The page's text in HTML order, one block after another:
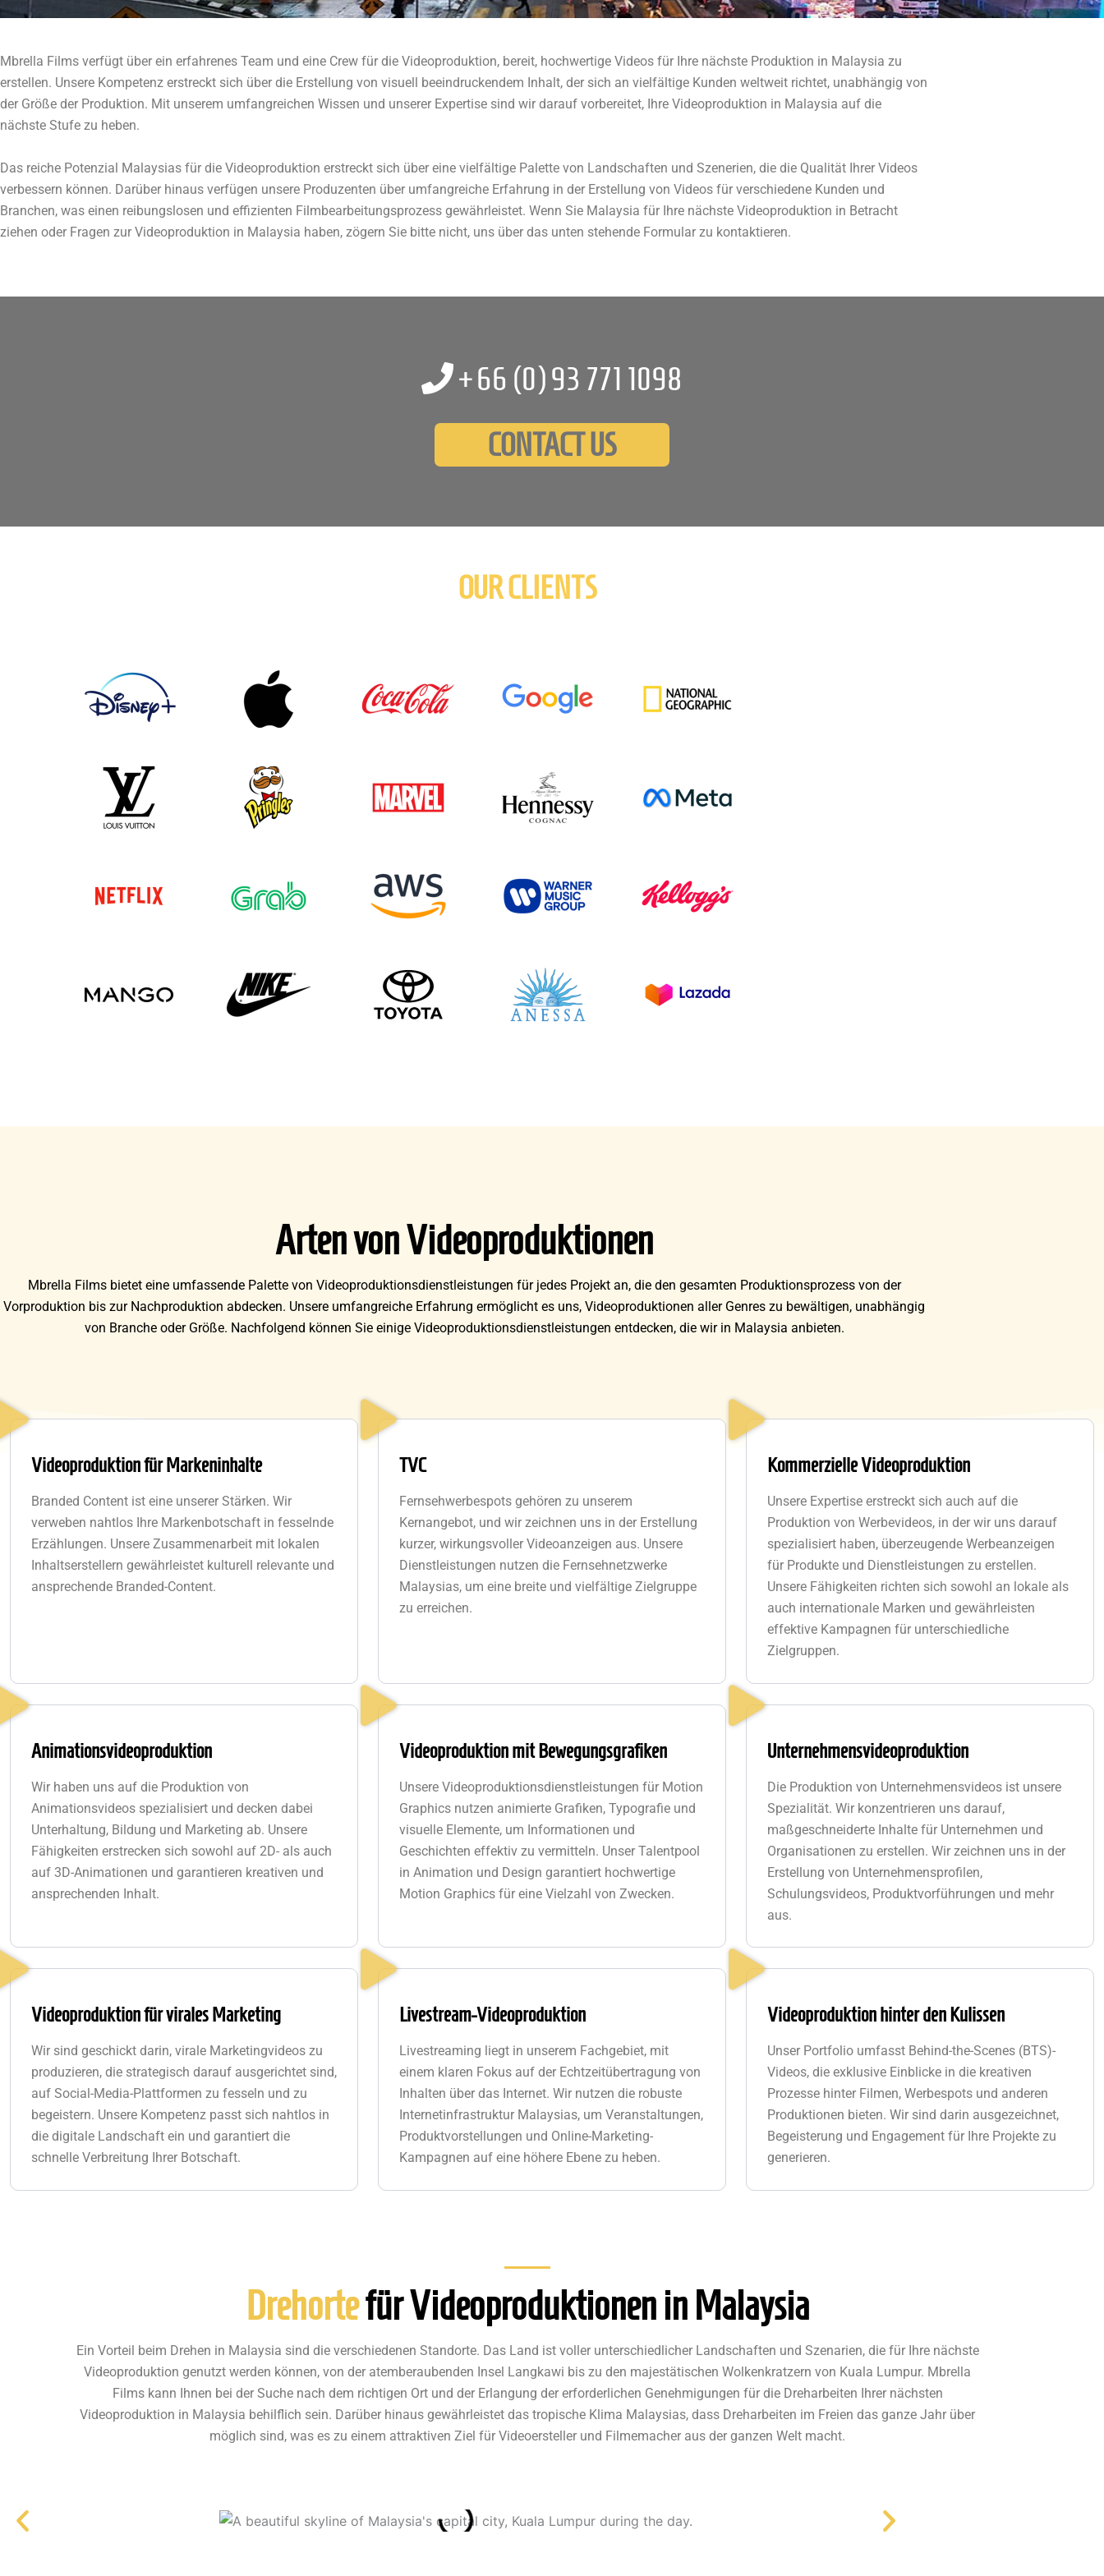
Mbrella Films verfügt über ein erfahrenes Team und eine Crew für die Videoproduktion, bereit, hochwertige Videos für Ihre nächste Produktion in Malaysia zu
erstellen. Unsere Kompetenz erstreckt sich über die Erstellung von visuell beeindruckendem Inhalt, der sich an vielfältige Kunden weltweit richtet, unabhängig von
der Größe der Produktion. Mit unserem umfangreichen Wissen und unserer Expertise sind wir darauf vorbereitet, Ihre Videoproduktion in Malaysia auf die
nächste Stufe zu heben.
Das reiche Potenzial Malaysias für die Videoproduktion erstreckt sich über eine vielfältige Palette von Landschaften und Szenerien, die die Qualität Ihrer Videos
verbessern können. Darüber hinaus verfügen unsere Produzenten über umfangreiche Erfahrung in der Erstellung von Videos für verschiedene Kunden und
Branchen, was einen reibungslosen und effizienten Filmbearbeitungsprozess gewährleistet. Wenn Sie Malaysia für Ihre nächste Videoproduktion in Betracht
ziehen oder Fragen zur Videoproduktion in Malaysia haben, zögern Sie bitte nicht, uns über das unten stehende Formular zu kontaktieren.
+66 (0)93 771 1098
CONTACT US
OUR CLIENTS
Arten von Videoproduktionen
Mbrella Films bietet eine umfassende Palette von Videoproduktionsdienstleistungen für jedes Projekt an, die den gesamten Produktionsprozess von der
Vorproduktion bis zur Nachproduktion abdecken. Unsere umfangreiche Erfahrung ermöglicht es uns, Videoproduktionen aller Genres zu bewältigen, unabhängig
von Branche oder Größe. Nachfolgend können Sie einige Videoproduktionsdienstleistungen entdecken, die wir in Malaysia anbieten.
Videoproduktion für Markeninhalte
Branded Content ist eine unserer Stärken. Wir
verweben nahtlos Ihre Markenbotschaft in fesselnde
Erzählungen. Unsere Zusammenarbeit mit lokalen
Inhaltserstellern gewährleistet kulturell relevante und
ansprechende Branded-Content.
TVC
Fernsehwerbespots gehören zu unserem
Kernangebot, und wir zeichnen uns in der Erstellung
kurzer, wirkungsvoller Videoanzeigen aus. Unsere
Dienstleistungen nutzen die Fernsehnetzwerke
Malaysias, um eine breite und vielfältige Zielgruppe
zu erreichen.
Kommerzielle Videoproduktion
Unsere Expertise erstreckt sich auch auf die
Produktion von Werbevideos, in der wir uns darauf
spezialisiert haben, überzeugende Werbeanzeigen
für Produkte und Dienstleistungen zu erstellen.
Unsere Fähigkeiten richten sich sowohl an lokale als
auch internationale Marken und gewährleisten
effektive Kampagnen für unterschiedliche
Zielgruppen.
Animationsvideoproduktion
Wir haben uns auf die Produktion von
Animationsvideos spezialisiert und decken dabei
Unterhaltung, Bildung und Marketing ab. Unsere
Fähigkeiten erstrecken sich sowohl auf 2D- als auch
auf 3D-Animationen und garantieren kreativen und
ansprechenden Inhalt.
Videoproduktion mit Bewegungsgrafiken
Unsere Videoproduktionsdienstleistungen für Motion
Graphics nutzen animierte Grafiken, Typografie und
visuelle Elemente, um Informationen und
Geschichten effektiv zu vermitteln. Unser Talentpool
in Animation und Design garantiert hochwertige
Motion Graphics für eine Vielzahl von Zwecken.
Unternehmensvideoproduktion
Die Produktion von Unternehmensvideos ist unsere
Spezialität. Wir konzentrieren uns darauf,
maßgeschneiderte Inhalte für Unternehmen und
Organisationen zu erstellen. Wir zeichnen uns in der
Erstellung von Unternehmensprofilen,
Schulungsvideos, Produktvorführungen und mehr
aus.
Videoproduktion für virales Marketing
Wir sind geschickt darin, virale Marketingvideos zu
produzieren, die strategisch darauf ausgerichtet sind,
auf Social-Media-Plattformen zu fesseln und zu
begeistern. Unsere Kompetenz passt sich nahtlos in
die digitale Landschaft ein und garantiert die
schnelle Verbreitung Ihrer Botschaft.
Livestream-Videoproduktion
Livestreaming liegt in unserem Fachgebiet, mit
einem klaren Fokus auf der Echtzeitübertragung von
Inhalten über das Internet. Wir nutzen die robuste
Internetinfrastruktur Malaysias, um Veranstaltungen,
Produktvorstellungen und Online-Marketing-
Kampagnen auf eine höhere Ebene zu heben.
Videoproduktion hinter den Kulissen
Unser Portfolio umfasst Behind-the-Scenes (BTS)-
Videos, die exklusive Einblicke in die kreativen
Prozesse hinter Filmen, Werbespots und anderen
Produktionen bieten. Wir sind darin ausgezeichnet,
Begeisterung und Engagement für Ihre Projekte zu
generieren.
Drehortefür Videoproduktionen in Malaysia
Ein Vorteil beim Drehen in Malaysia sind die verschiedenen Standorte. Das Land ist voller unterschiedlicher Landschaften und Szenarien, die für Ihre nächste
Videoproduktion genutzt werden können, von der atemberaubenden Insel Langkawi bis zu den majestätischen Wolkenkratzern von Kuala Lumpur. Mbrella
Films kann Ihnen bei der Suche nach dem richtigen Ort und der Erlangung der erforderlichen Genehmigungen für die Dreharbeiten Ihrer nächsten
Videoproduktion in Malaysia behilflich sein. Darüber hinaus gewährleistet das tropische Klima Malaysias, dass Dreharbeiten im Freien das ganze Jahr über
möglich sind, was es zu einem attraktiven Ziel für Videoersteller und Filmemacher aus der ganzen Welt macht.